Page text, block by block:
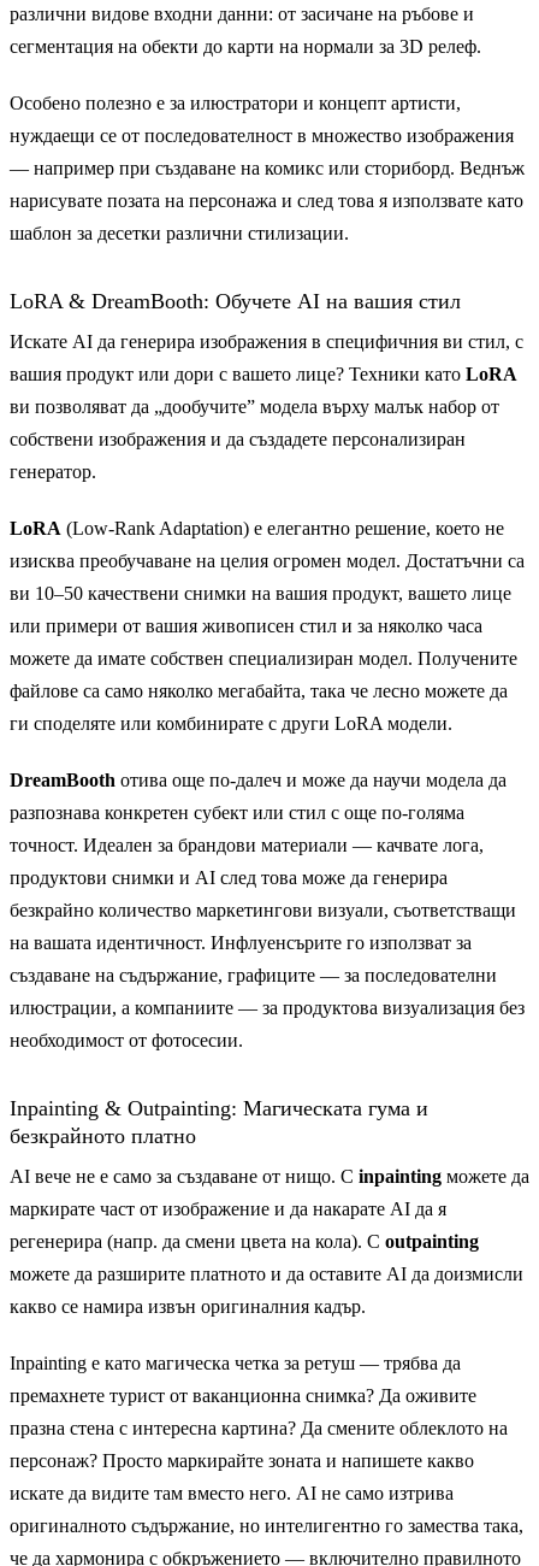
различни видове входни данни: от засичане на ръбове и
сегментация на обекти до карти на нормали за 3D релеф.
Особено полезно е за илюстратори и концепт артисти,
нуждаещи се от последователност в множество изображения
— например при създаване на комикс или сториборд. Веднъж
нарисувате позата на персонажа и след това я използвате като
шаблон за десетки различни стилизации.
LoRA & DreamBooth: Обучете AI на вашия стил
Искате AI да генерира изображения в специфичния ви стил, с
вашия продукт или дори с вашето лице? Техники като LoRA
ви позволяват да „дообучите” модела върху малък набор от
собствени изображения и да създадете персонализиран
генератор.
LoRA (Low-Rank Adaptation) е елегантно решение, което не
изисква преобучаване на целия огромен модел. Достатъчни са
ви 10–50 качествени снимки на вашия продукт, вашето лице
или примери от вашия живописен стил и за няколко часа
можете да имате собствен специализиран модел. Получените
файлове са само няколко мегабайта, така че лесно можете да
ги споделяте или комбинирате с други LoRA модели.
DreamBooth отива още по-далеч и може да научи модела да
разпознава конкретен субект или стил с още по-голяма
точност. Идеален за брандови материали — качвате лога,
продуктови снимки и AI след това може да генерира
безкрайно количество маркетингови визуали, съответстващи
на вашата идентичност. Инфлуенсърите го използват за
създаване на съдържание, графиците — за последователни
илюстрации, а компаниите — за продуктова визуализация без
необходимост от фотосесии.
Inpainting & Outpainting: Магическата гума и
безкрайното платно
AI вече не е само за създаване от нищо. С inpainting можете да
маркирате част от изображение и да накарате AI да я
регенерира (напр. да смени цвета на кола). С outpainting
можете да разширите платното и да оставите AI да доизмисли
какво се намира извън оригиналния кадър.
Inpainting е като магическа четка за ретуш — трябва да
премахнете турист от ваканционна снимка? Да оживите
празна стена с интересна картина? Да смените облеклото на
персонаж? Просто маркирайте зоната и напишете какво
искате да видите там вместо него. AI не само изтрива
оригиналното съдържание, но интелигентно го замества така,
че да хармонира с обкръжението — включително правилното